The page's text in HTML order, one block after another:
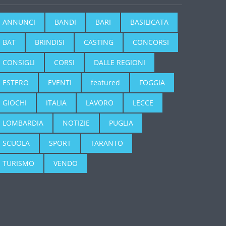
ANNUNCI BANDI BARI BASILICATA
BAT BRINDISI CASTING CONCORSI
CONSIGLI CORSI DALLE REGIONI
ESTERO EVENTI featured FOGGIA
GIOCHI ITALIA LAVORO LECCE
LOMBARDIA NOTIZIE PUGLIA
SCUOLA SPORT TARANTO
TURISMO VENDO